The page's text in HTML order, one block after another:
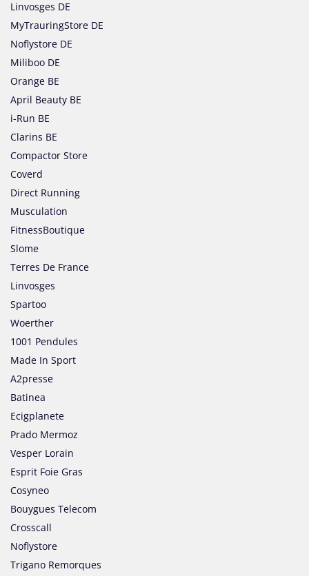
Linvosges DE
MyTrauringStore DE
Noflystore DE
Miliboo DE
Orange BE
April Beauty BE
i-Run BE
Clarins BE
Compactor Store
Coverd
Direct Running
Musculation
FitnessBoutique
Slome
Terres De France
Linvosges
Spartoo
Woerther
1001 Pendules
Made In Sport
A2presse
Batinea
Ecigplanete
Prado Mermoz
Vesper Lorain
Esprit Foie Gras
Cosyneo
Bouygues Telecom
Crosscall
Noflystore
Trigano Remorques